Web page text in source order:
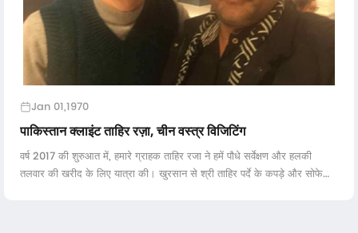
Jan 01,1970
पाकिस्तान क्लाइंट ताहिर रज़ा, चीन वस्त्र विजिटिंग
वर्ष 2017 की शुरुआत में, हमारे ग्राहक ताहिर रजा ने हमें पौधे सर्वेक्षण और हलकी
तलवार की खरीद के लिए यात्रा की। खुरसान से श्री ताहिर पर्दे के कपड़े और सोफे